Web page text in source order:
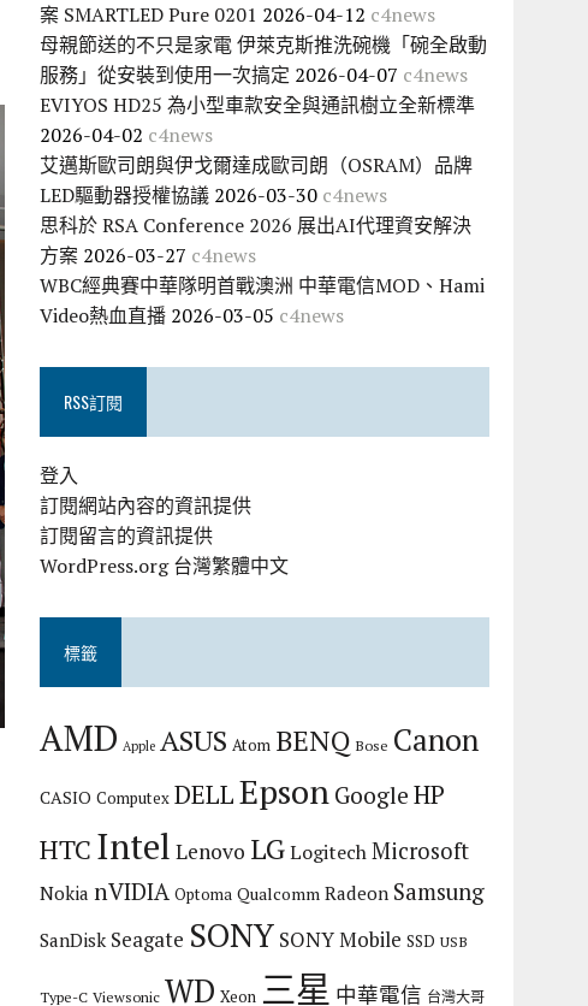
案 SMARTLED Pure 0201 2026-04-12 c4news
母親節送的不只是家電 伊萊克斯推洗碗機「碗全啟動
服務」從安裝到使用一次搞定 2026-04-07 c4news
EVIYOS HD25 為小型車款安全與通訊樹立全新標準
2026-04-02 c4news
艾邁斯歐司朗與伊戈爾達成歐司朗（OSRAM）品牌
LED驅動器授權協議 2026-03-30 c4news
思科於 RSA Conference 2026 展出AI代理資安解決
方案 2026-03-27 c4news
WBC經典賽中華隊明首戰澳洲 中華電信MOD、Hami
Video熱血直播 2026-03-05 c4news
RSS訂閱
登入
訂閱網站內容的資訊提供
訂閱留言的資訊提供
WordPress.org 台灣繁體中文
標籤
AMD Apple ASUS Atom BENQ Bose Canon
CASIO Computex DELLEpson Google HP
HTC Intel Lenovo LGLogitechMicrosoft
Nokia nVIDIA Optoma Qualcomm Radeon Samsung
SanDisk Seagate SONY SONY Mobile SSD USB
Type-C Viewsonic WD Xeon 三星 中華電信 台灣大哥